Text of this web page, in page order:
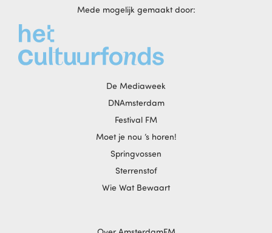
Mede mogelijk gemaakt door:
De Mediaweek
DNAmsterdam
Festival FM
Moet je nou ‘s horen!
Springvossen
Sterrenstof
Wie Wat Bewaart